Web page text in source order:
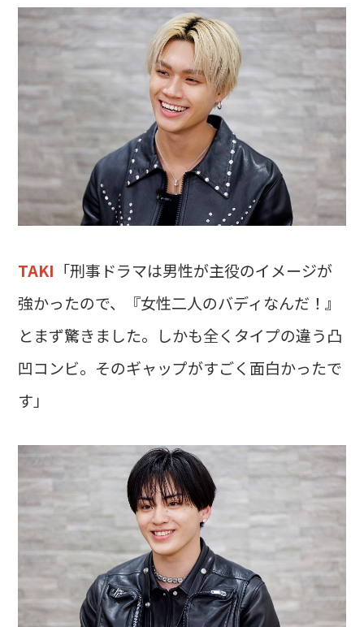
TAKI 「刑事ドラマは男性が主役のイメージが
強かったので、『女性二人のバディなんだ！』
とまず驚きました。しかも全くタイプの違う凸
凹コンビ。そのギャップがすごく面白かったで
す」